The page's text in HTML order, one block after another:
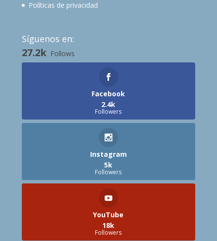
Políticas de privacidad
Síguenos en:
27.2k Follows
Facebook
2.4k
Followers
Instagram
5k
Followers
YouTube
18k
Followers